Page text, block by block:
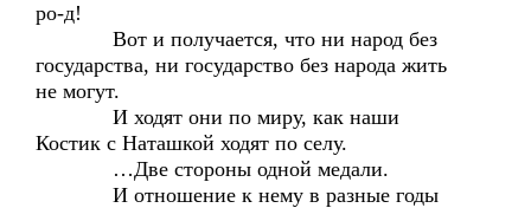
ро-д!
Вот и получается, что ни народ без
государства, ни государство без народа жить
не могут.
И ходят они по миру, как наши
Костик с Наташкой ходят по селу.
…Две стороны одной медали.
И отношение к нему в разные годы